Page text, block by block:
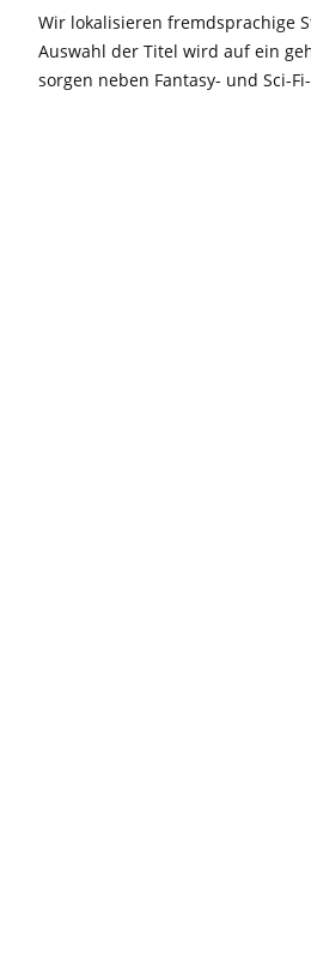
Wir lokalisieren fremdsprachige
Auswahl der Titel wird auf ein
sorgen neben Fantasy- und Sci-